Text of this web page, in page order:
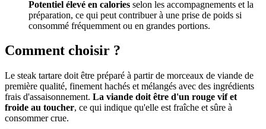
Potentiel élevé en calories selon les accompagnements et la
préparation, ce qui peut contribuer à une prise de poids si
consommé fréquemment ou en grandes portions.
Comment choisir ?
Le steak tartare doit être préparé à partir de morceaux de viande de
première qualité, finement hachés et mélangés avec des ingrédients
frais d'assaisonnement. La viande doit être d'un rouge vif et
froide au toucher, ce qui indique qu'elle est fraîche et sûre à
consommer crue.